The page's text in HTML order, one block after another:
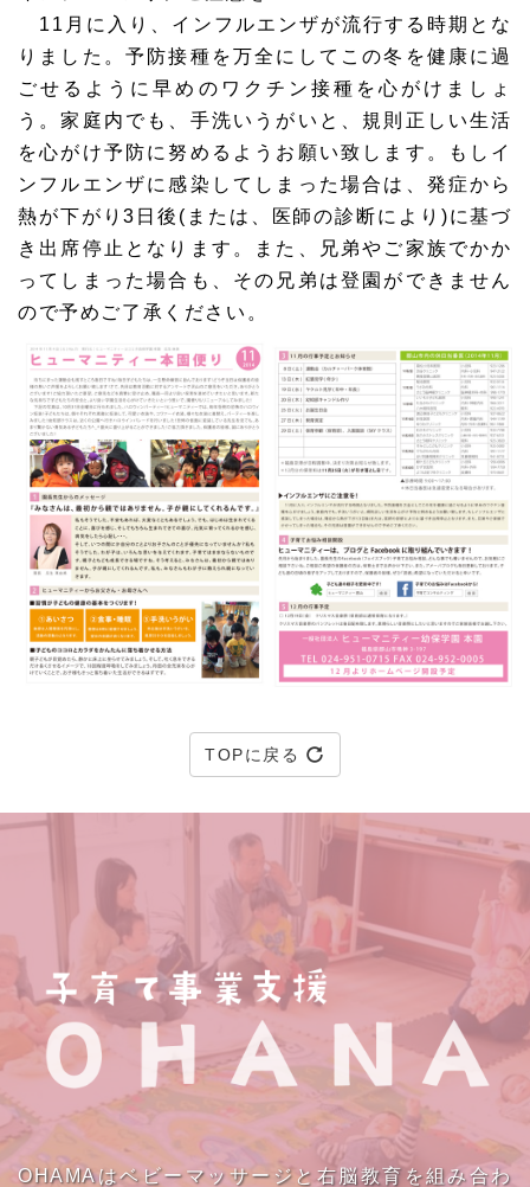
11月に入り、インフルエンザが流行する時期とな
りました。予防接種を万全にしてこの冬を健康に過
ごせるように早めのワクチン接種を心がけましょ
う。家庭内でも、手洗いうがいと、規則正しい生活
を心がけ予防に努めるようお願い致します。もしイ
ンフルエンザに感染してしまった場合は、発症から
熱が下がり3日後(または、医師の診断により)に基づ
き出席停止となります。また、兄弟やご家族でかか
ってしまった場合も、その兄弟は登園ができません
ので予めご了承ください。
TOPに戻る
OHAMAはベビーマッサージと右脳教育を組み合わ